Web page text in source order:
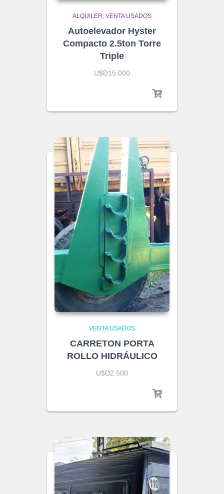
ALQUILER VENTA USADOS
Autoelevador Hyster
Compacto 2.5ton Torre
Triple
U$D15.000
VENTA USADOS
CARRETON PORTA
ROLLO HIDRÁULICO
U$D2.500